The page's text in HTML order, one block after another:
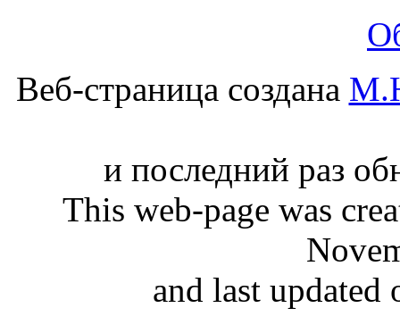
Веб-страница создана
и последний раз
This web-page was
and last updated